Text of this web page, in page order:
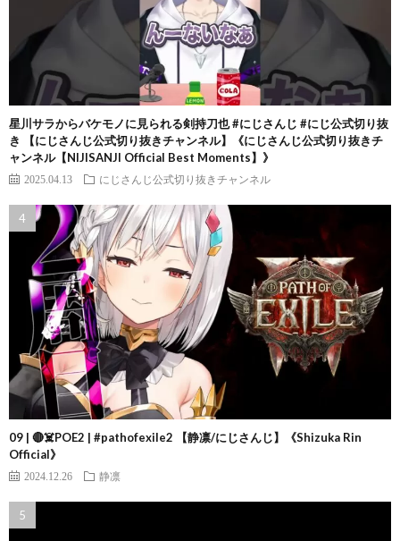
星川サラからバケモノに見られる剣持刀也 #にじさんじ #にじ公式切り抜
き 【にじさんじ公式切り抜きチャンネル】《にじさんじ公式切り抜きチ
ャンネル【NIJISANJI Official Best Moments】》
2025.04.13 にじさんじ公式切り抜きチャンネル
09 | 🔴☠️POE2 | #pathofexile2 【静凛/にじさんじ】《Shizuka Rin
Official》
2024.12.26 静凛